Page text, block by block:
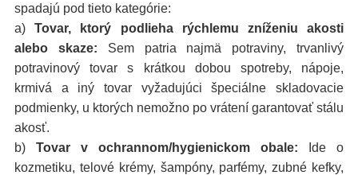
spadajú pod tieto kategórie:
a)Tovar, ktorý podlieha rýchlemu zníženiu akosti
alebo skaze: Sem patria najmä potraviny, trvanlivý
potravinový tovar s krátkou dobou spotreby, nápoje,
krmivá a iný tovar vyžadujúci špeciálne skladovacie
podmienky, u ktorých nemožno po vrátení garantovať stálu
akosť.
b) Tovar v ochrannom/hygienickom obale: Ide o
kozmetiku, telové krémy, šampóny, parfémy, zubné kefky,